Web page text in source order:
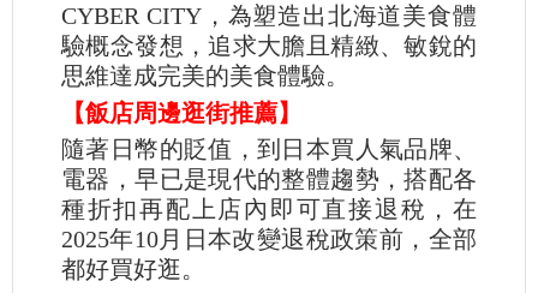
CYBER CITY，為塑造出北海道美食體
驗概念發想，追求大膽且精緻、敏銳的
思維達成完美的美食體驗。
【飯店周邊逛街推薦】
隨著日幣的貶值，到日本買人氣品牌、
電器，早已是現代的整體趨勢，搭配各
種折扣再配上店內即可直接退稅，在
2025年10月日本改變退稅政策前，全部
都好買好逛。